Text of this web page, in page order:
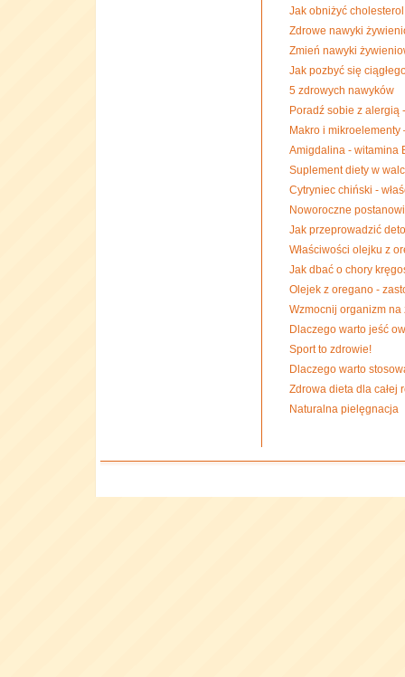
Jak obniżyć
Zdrowe nawyki
Zmień nawyki
Jak pozbyć się
5 zdrowych nawyków
Poradź sobie z alergią
Makro i
Amigdalina - witamina
Suplement diety w
Cytryniec chiński -
Noworoczne
Jak przeprowadzić
Właściwości olejku z
Jak dbać o chory
Olejek z oregano -
Wzmocnij organizm na
Dlaczego warto jeść
Sport to zdrowie!
Dlaczego warto
Zdrowa dieta dla całej
Naturalna pielęgnacja